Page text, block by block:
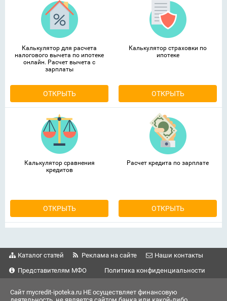
Калькулятор для расчета
налогового вычета по ипотеке
онлайн. Расчет вычета с
зарплаты
ОТКРЫТЬ
Калькулятор страховки по
ипотеке
ОТКРЫТЬ
Калькулятор сравнения
кредитов
ОТКРЫТЬ
Расчет кредита по зарплате
ОТКРЫТЬ
Каталог статей Реклама на сайте
Наши контакты
Представителям МФО
Политика конфиденциальности
Сайт mycredit-ipoteka.ru НЕ осуществляет финансовую